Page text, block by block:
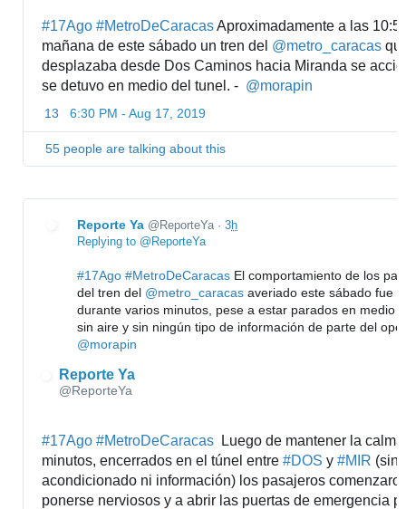
#17Ago #MetroDeCaracas Aproximadamente a las
mañana de este sábado un tren del @metro_caracas
desplazaba desde Dos Caminos hacia Miranda se
se detuvo en medio del tunel. - @morapin
13 6:30 PM - Aug 17, 2019
55 people are talking about this
Reporte Ya @ReporteYa · 3h
Replying to @ReporteYa
#17Ago #MetroDeCaracas El comportamiento de los
del tren del @metro_caracas averiado este sábado fue
durante varios minutos, pese a estar parados en medio
@morapin
Reporte Ya
@ReporteYa
#17Ago #MetroDeCaracas
Luego de mantener la calma
minutos, encerrados en el túnel entre #DOS y #MIR (sin
acondicionado ni información) los pasajeros
ponerse nerviosos y a abrir las puertas de emergencia